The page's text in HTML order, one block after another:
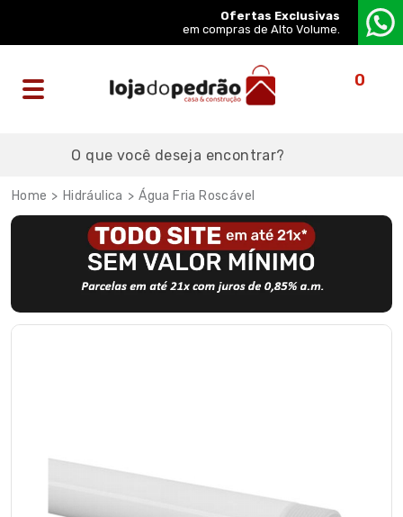
Ofertas Exclusivas
em compras de Alto Volume.
0
Hidráulica Água Fria Roscável